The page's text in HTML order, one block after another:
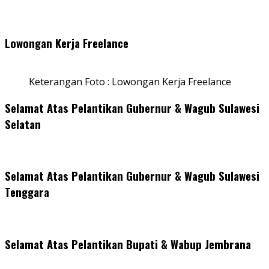
Lowongan Kerja Freelance
Keterangan Foto : Lowongan Kerja Freelance
Selamat Atas Pelantikan Gubernur & Wagub Sulawesi
Selatan
Selamat Atas Pelantikan Gubernur & Wagub Sulawesi
Tenggara
Selamat Atas Pelantikan Bupati & Wabup Jembrana